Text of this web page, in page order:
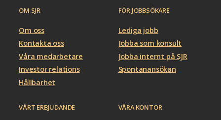
OM SJR
Om oss
Kontakta oss
Våra medarbetare
Investor relations
Hållbarhet
FÖR JOBBSÖKARE
Lediga jobb
Jobba som konsult
Jobba internt på SJR
Spontanansökan
VÅRT ERBJUDANDE VÅRA KONTOR